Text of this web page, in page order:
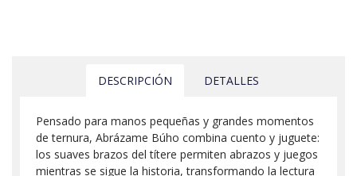
DESCRIPCIÓN DETALLES
Pensado para manos pequeñas y grandes momentos
de ternura, Abrázame Búho combina cuento y juguete:
los suaves brazos del títere permiten abrazos y juegos
mientras se sigue la historia, transformando la lectura